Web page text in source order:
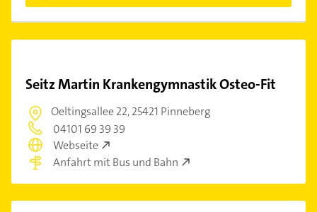
Seitz Martin Krankengymnastik Osteo-Fit
Oeltingsallee 22,25421 Pinneberg
04101 69 39 39
Webseite
Anfahrt mit Bus und Bahn